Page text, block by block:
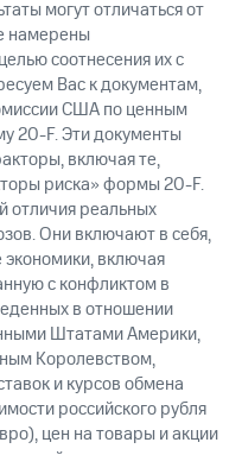
могут отличаться от
намерены
соотнесения их с
Вас к документам,
США по ценным
20-F. Эти документы
включая те,
риска» формы 20-F.
отличия реальных
Они включают в себя,
включая
с конфликтом в
в отношении
Штатами Америки,
Королевством,
и курсов обмена
российского рубля
цен на товары и акции